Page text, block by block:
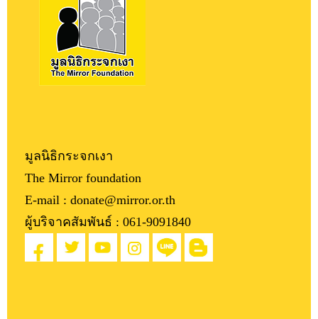
มูลนิธิกระจกเงา
The Mirror foundation
E-mail : donate@mirror.or.th
ผู้บริจาคสัมพันธ์ : 061-9091840